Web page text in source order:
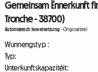
Gemeinsam Ënnerkunft
Tronche - 38700)
Automatesch Iwwersetzung -Originaltitel
Wunnengstyp :
Typ:
Unterkunftskapazitéit: